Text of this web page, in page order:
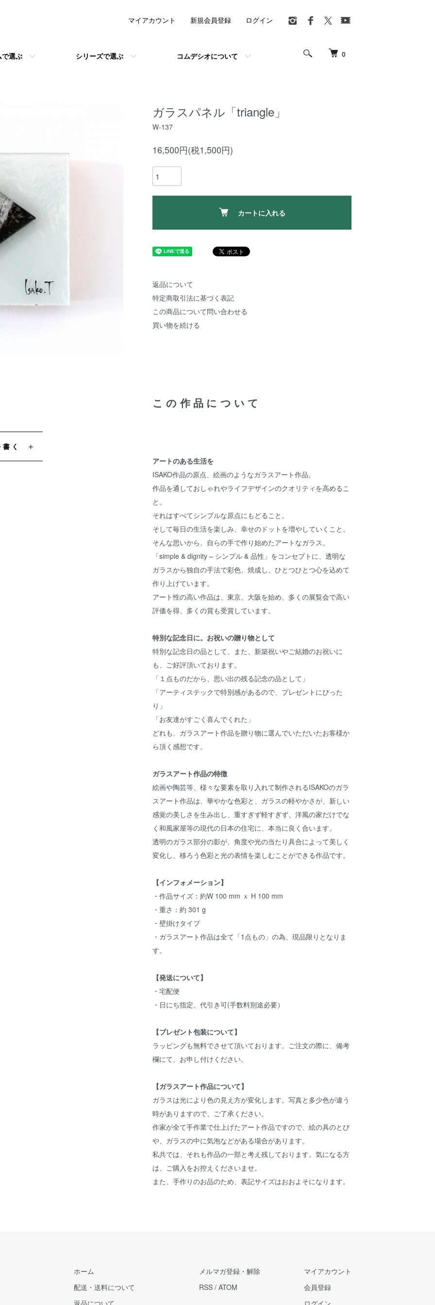
0
選ぶ シリーズで選ぶ コムデシオについて
マイアカウント 新規会員登録 ログイン
ガラスパネル「triangle」
W-137
16,500円(税1,500円)
カートに入れる
返品について
特定商取引法に基づく表記
この商品について問い合わせる
買い物を続ける
この作品について
アートのある生活を
ISAKO作品の原点、絵画のようなガラスアート作品。
作品を通しておしゃれやライフデザインのクオリティを高めるこ
と。
それはすべてシンプルな原点にもどること。
そして毎日の生活を楽しみ、幸せのドットを増やしていくこと。
そんな思いから、自らの手で作り始めたアートなガラス。
「simple & dignity – シンプル & 品性」をコンセプトに、透明な
ガラスから独自の手法で彩色、焼成し、ひとつひとつ心を込めて
作り上げています。
アート性の高い作品は、東京、大阪を始め、多くの展覧会で高い
評価を得、多くの賞も受賞しています。
特別な記念日に。お祝いの贈り物として
特別な記念日の品として、また、新築祝いやご結婚のお祝いに
も、ご好評頂いております。
「１点ものだから、思い出の残る記念の品として」
「アーティステックで特別感があるので、プレゼントにぴった
り」
「お友達がすごく喜んでくれた」
どれも、ガラスアート作品を贈り物に選んでいただいたお客様か
ら頂く感想です。
ガラスアート作品の特徴
絵画や陶芸等、様々な要素を取り入れて制作されるISAKOのガラ
スアート作品は、華やかな色彩と、ガラスの軽やかさが、新しい
感覚の美しさを生み出し、重すぎず軽すぎず、洋風の家だけでな
く和風家屋等の現代の日本の住宅に、本当に良く合います。
透明のガラス部分の影が、角度や光の当たり具合によって美しく
変化し、移ろう色彩と光の表情を楽しむことができる作品です。
【インフォメーション】
・作品サイズ：約W 100 mm ｘ H 100 mm
・重さ：約 301 g
・壁掛けタイプ
・ガラスアート作品は全て「1点もの」の為、現品限りとなりま
す。
【発送について】
・宅配便
・日にち指定、代引き可(手数料別途必要）
【プレゼント包装について】
ラッピングも無料でさせて頂いております。ご注文の際に、備考
欄にて、お申し付けください。
【ガラスアート作品について】
ガラスは光により色の見え方が変化します。写真と多少色が違う
時がありますので、ご了承ください。
作家が全て手作業で仕上げたアート作品ですので、絵の具のとび
や、ガラスの中に気泡などがある場合があります。
私共では、それも作品の一部と考え残しております。気になる方
は、ご購入をお控えくださいませ。
また、手作りのお品のため、表記サイズはおおよそになります。
く
ホーム
配送・送料について
返品について
メルマガ登録・解除
RSS / ATOM
マイアカウント
会員登録
ログイン